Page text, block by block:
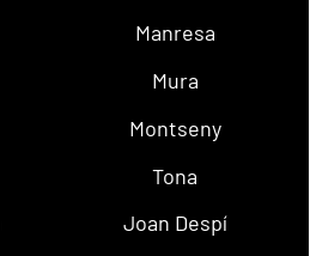
Manresa
Mura
Montseny
Tona
Joan Despí